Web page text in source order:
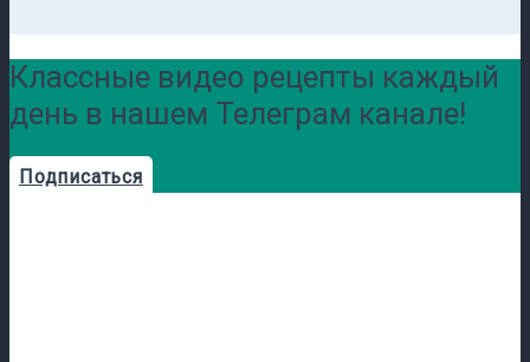
Классные видео рецепты каждый
день в нашем Телеграм канале!
Подписаться